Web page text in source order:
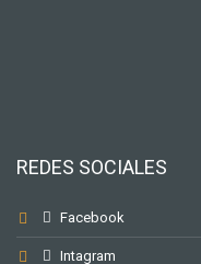
REDES SOCIALES
Facebook
Intagram